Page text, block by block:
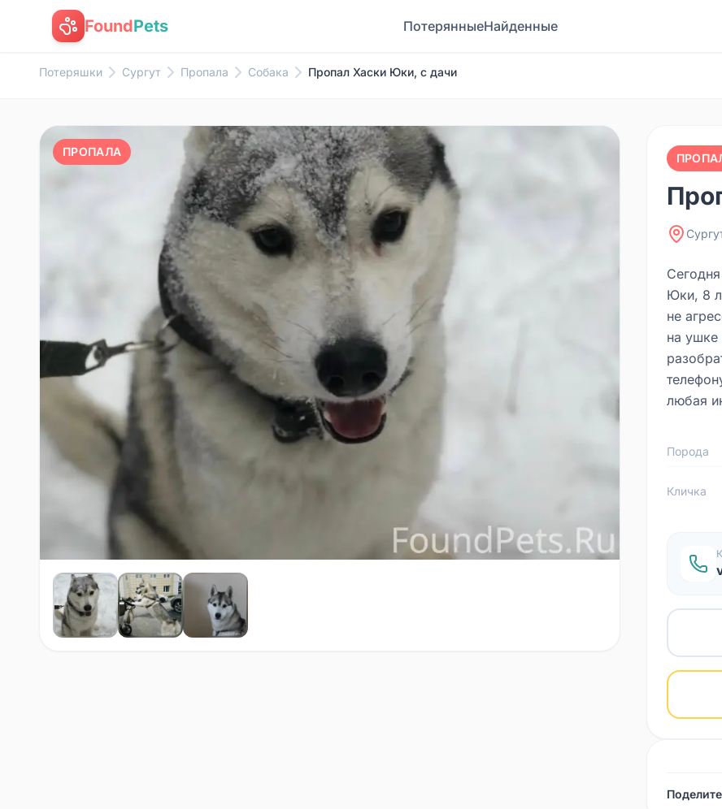
FoundPets ПотерянныеНайденные
Потеряшки Сургут Пропала Собака Пропал Хаски Юки, с дачи
ПРОПАЛА
Юки, 8
не
на ушке
любая
Порода
Кличка